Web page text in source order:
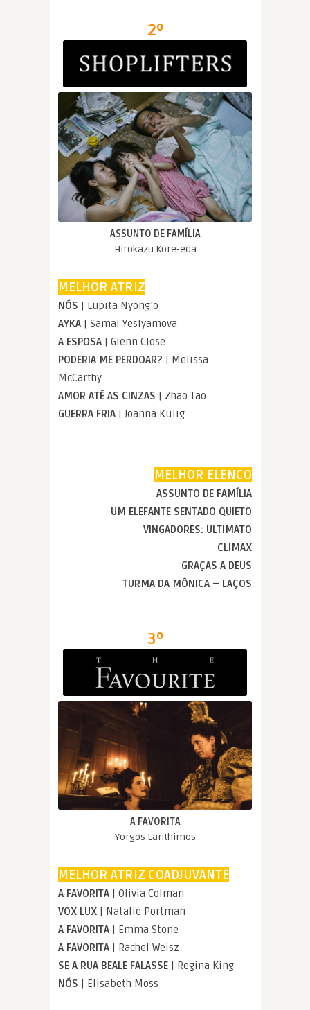
2º
ASSUNTO DE FAMÍLIA
Hirokazu Kore-eda
MELHOR ATRIZ
NÓS | Lupita Nyong’o
AYKA | Samal Yeslyamova
A ESPOSA | Glenn Close
PODERIA ME PERDOAR? | Melissa
McCarthy
AMOR ATÉ AS CINZAS | Zhao Tao
GUERRA FRIA | Joanna Kulig
MELHOR ELENCO
ASSUNTO DE FAMÍLIA
UM ELEFANTE SENTADO QUIETO
VINGADORES: ULTIMATO
CLIMAX
GRAÇAS A DEUS
TURMA DA MÔNICA – LAÇOS
3º
A FAVORITA
Yorgos Lanthimos
MELHOR ATRIZ COADJUVANTE
A FAVORITA | Olivia Colman
VOX LUX | Natalie Portman
A FAVORITA | Emma Stone
A FAVORITA | Rachel Weisz
SE A RUA BEALE FALASSE | Regina King
NÓS | Elisabeth Moss